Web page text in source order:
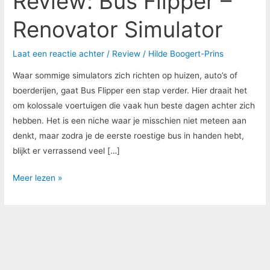
Renovator Simulator
Laat een reactie achter / Review / Hilde Boogert-Prins
Waar sommige simulators zich richten op huizen, auto’s of
boerderijen, gaat Bus Flipper een stap verder. Hier draait het
om kolossale voertuigen die vaak hun beste dagen achter zich
hebben. Het is een niche waar je misschien niet meteen aan
denkt, maar zodra je de eerste roestige bus in handen hebt,
blijkt er verrassend veel […]
Meer lezen »